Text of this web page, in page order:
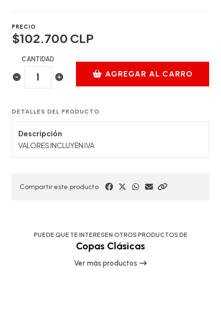
PRECIO
$102.700 CLP
CANTIDAD
AGREGAR AL CARRO
DETALLES DEL PRODUCTO
Descripción
VALORES INCLUYEN IVA
Compartir este producto
PUEDE QUE TE INTERESEN OTROS PRODUCTOS DE
Copas Clásicas
Ver más productos